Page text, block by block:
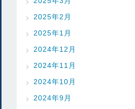
2025年2月
2025年1月
2024年12月
2024年11月
2024年10月
2024年9月